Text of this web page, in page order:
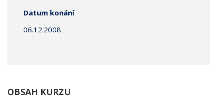
Datum konání
06.12.2008
OBSAH KURZU